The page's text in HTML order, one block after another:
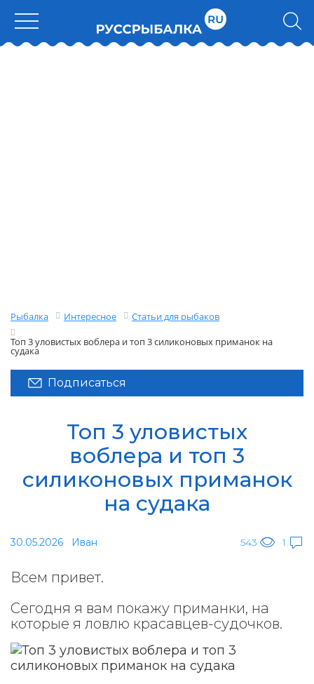
Рыбалка Интересное
Статьи для рыбаков
Топ 3 уловистых воблера и топ 3 силиконовых приманок на
судака
Подписаться
Топ 3 уловистых
воблера и топ 3
силиконовых приманок
на судака
30.05.2026 Иван 543 1
Всем привет.
Сегодня я вам покажу приманки, на
которые я ловлю красавцев-судочков.